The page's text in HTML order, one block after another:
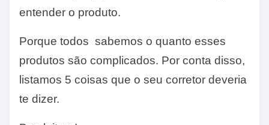
entender o produto.
Porque todos sabemos o quanto esses
produtos são complicados. Por conta disso,
listamos 5 coisas que o seu corretor deveria
te dizer.